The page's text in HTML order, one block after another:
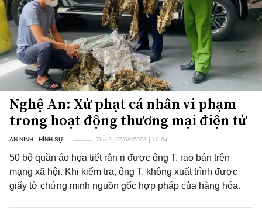
Nghệ An: Xử phạt cá nhân vi phạm
trong hoạt động thương mại điện tử
AN NINH - HÌNH SỰ Thứ 2, 07/08/2023 | 16:04
50 bộ quần áo họa tiết rằn ri được ông T. rao bán trên
mạng xã hội. Khi kiểm tra, ông T. không xuất trình được
giấy tờ chứng minh nguồn gốc hợp pháp của hàng hóa.